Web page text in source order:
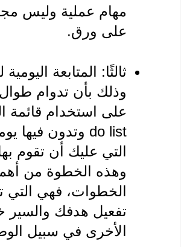
على ورق.
التي عليك أن تقوم بها.
وهذه الخطوة من أهم
الأخرى في سبيل الوصول